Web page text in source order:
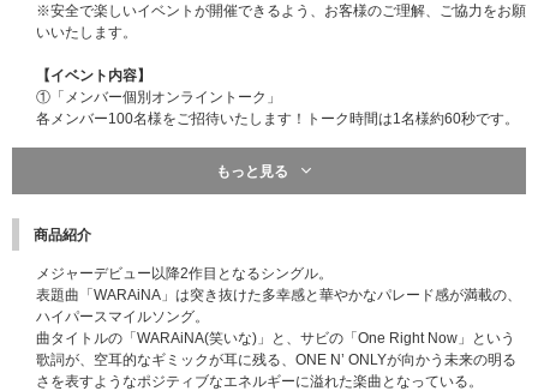
※安全で楽しいイベントが開催できるよう、お客様のご理解、ご協力をお願
いいたします。
【イベント内容】
①「メンバー個別オンライントーク」
各メンバー100名様をご招待いたします！トーク時間は1名様約60秒です。
②「メンバー全員リレー式オンライントーク」
160名様をご招待いたします！
※メンバー全員で順番に、メンバー1名あたり約15秒ずつお繋ぎしてオンラ
【開催日程】
2026年6月13日(土)
1部 メンバー全員リレー式オンライントーク 14:00~
【受付開始】13:35 【受付締切】14:05 【イベント開始】14:00 【問い合わ
せ締切】14:30
もっと見る
商品紹介
メジャーデビュー以降2作目となるシングル。
表題曲「WARAiNA」は突き抜けた多幸感と華やかなパレード感が満載の、
ハイパースマイルソング。
曲タイトルの「WARAiNA(笑いな)」と、サビの「One Right Now」という
歌詞が、空耳的なギミックが耳に残る、ONE N’ ONLYが向かう未来の明る
さを表すようなポジティブなエネルギーに溢れた楽曲となっている。